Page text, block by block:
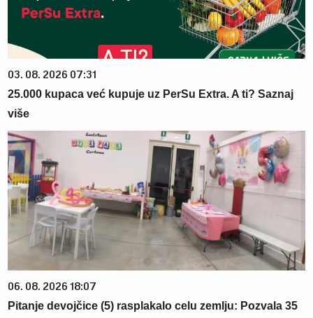
03. 08. 2026 07:31
25.000 kupaca već kupuje uz PerSu Extra. A ti? Saznaj
više
06. 08. 2026 18:07
Pitanje devojčice (5) rasplakalo celu zemlju: Pozvala 35